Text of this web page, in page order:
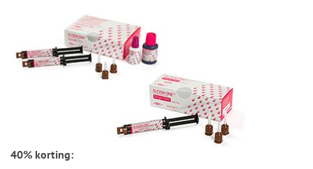
40% korting: